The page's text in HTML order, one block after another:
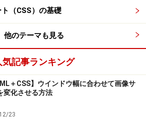
（CSS）の基礎
他のテーマも見る
気記事ランキング
＋CSS】ウインドウ幅に合わせて画像サ
変化させる方法
23